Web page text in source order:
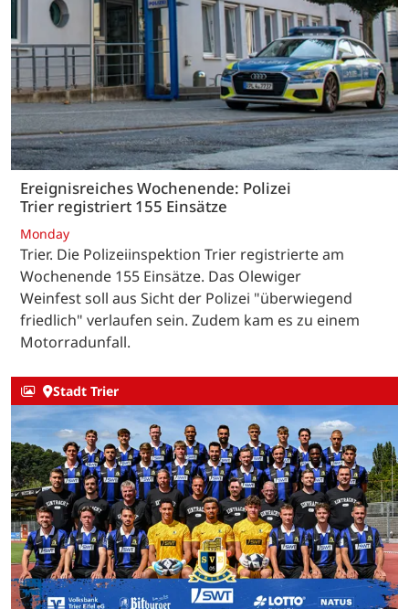
Ereignisreiches Wochenende: Polizei
Trier registriert 155 Einsätze
Monday
Trier. Die Polizeiinspektion Trier registrierte am
Wochenende 155 Einsätze. Das Olewiger
Weinfest soll aus Sicht der Polizei "überwiegend
friedlich" verlaufen sein. Zudem kam es zu einem
Motorradunfall.
Stadt Trier